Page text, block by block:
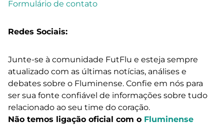
Formulário de contato
Redes Sociais:
Junte-se à comunidade FutFlu e esteja sempre
atualizado com as últimas notícias, análises e
debates sobre o Fluminense. Confie em nós para
ser sua fonte confiável de informações sobre tudo
relacionado ao seu time do coração.
Não temos ligação oficial com o Fluminense